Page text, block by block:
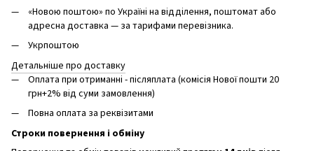
«Новою поштою» по Україні на відділення, поштомат або
адресна доставка — за тарифами перевізника.
Укрпоштою
Детальніше про доставку
Оплата при отриманні - післяплата (комісія Нової пошти 20
грн+2% від суми замовлення)
Повна оплата за реквізитами
Строки повернення і обміну